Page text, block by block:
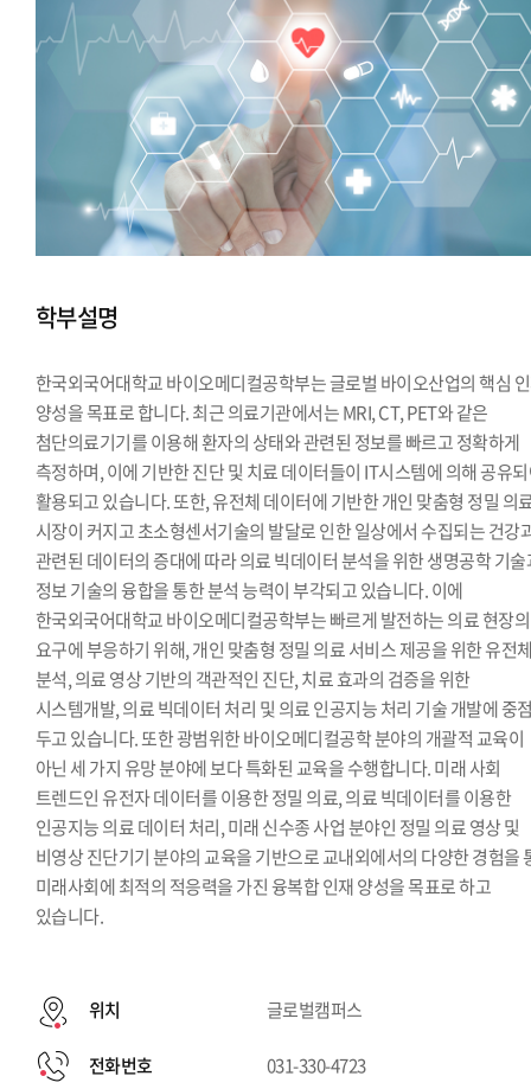
학부설명
한국외국어대학교 바이오메디컬공학부는 글로벌 바이오산업의 핵심
양성을 목표로 합니다. 최근 의료기관에서는 MRI, CT, PET와 같은
첨단의료기기를 이용해 환자의 상태와 관련된 정보를 빠르고 정확하게
측정하며, 이에 기반한 진단 및 치료 데이터들이 IT시스템에 의해 공유
활용되고 있습니다. 또한, 유전체 데이터에 기반한 개인 맞춤형 정밀 의
시장이 커지고 초소형센서기술의 발달로 인한 일상에서 수집되는 건강
관련된 데이터의 증대에 따라 의료 빅데이터 분석을 위한 생명공학 기
정보 기술의 융합을 통한 분석 능력이 부각되고 있습니다. 이에
한국외국어대학교 바이오메디컬공학부는 빠르게 발전하는 의료 현장의
요구에 부응하기 위해, 개인 맞춤형 정밀 의료 서비스 제공을 위한 유전
분석, 의료 영상 기반의 객관적인 진단, 치료 효과의 검증을 위한
시스템개발, 의료 빅데이터 처리 및 의료 인공지능 처리 기술 개발에 중
두고 있습니다. 또한 광범위한 바이오메디컬공학 분야의 개괄적 교육이
아닌 세 가지 유망 분야에 보다 특화된 교육을 수행합니다. 미래 사회
트렌드인 유전자 데이터를 이용한 정밀 의료, 의료 빅데이터를 이용한
인공지능 의료 데이터 처리, 미래 신수종 사업 분야인 정밀 의료 영상 및
비영상 진단기기 분야의 교육을 기반으로 교내외에서의 다양한 경험을
미래사회에 최적의 적응력을 가진 융복합 인재 양성을 목표로 하고
있습니다.
위치 글로벌캠퍼스
전화번호 031-330-4723